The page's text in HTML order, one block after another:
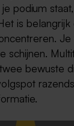
podium
is
schijnen.
bewuste